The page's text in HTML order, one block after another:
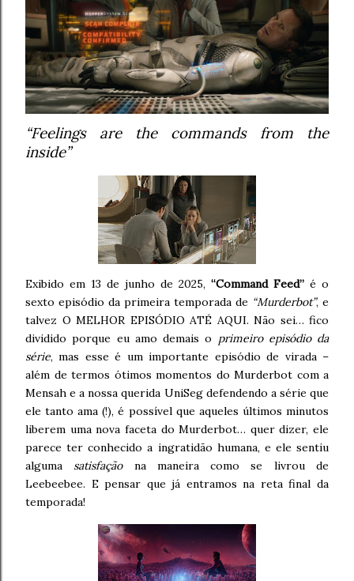
“Feelings are the commands from the
inside”
Exibido em 13 de junho de 2025, “Command Feed” é o
sexto episódio da primeira temporada de “Murderbot”, e
talvez O MELHOR EPISÓDIO ATÉ AQUI. Não sei… fico
dividido porque eu amo demais o primeiro episódio da
série, mas esse é um importante episódio de virada –
além de termos ótimos momentos do Murderbot com a
Mensah e a nossa querida UniSeg defendendo a série que
ele tanto ama (!), é possível que aqueles últimos minutos
liberem uma nova faceta do Murderbot… quer dizer, ele
parece ter conhecido a ingratidão humana, e ele sentiu
alguma satisfaçãona maneira como se livrou de
Leebeebee. E pensar que já entramos na reta final da
temporada!